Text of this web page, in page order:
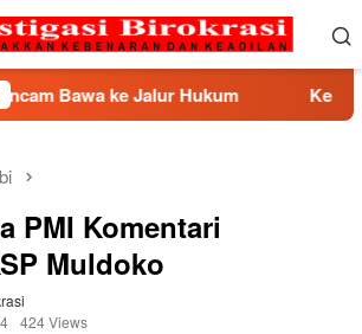
Jalur Hukum Kemnaker Berhasil
PMI Komentari
Muldoko
424 Views